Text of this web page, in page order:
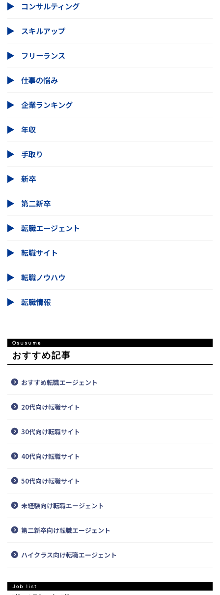
コンサルティング
スキルアップ
フリーランス
仕事の悩み
企業ランキング
年収
手取り
新卒
第二新卒
転職エージェント
転職サイト
転職ノウハウ
転職情報
おすすめ記事
おすすめ転職エージェント
20代向け転職サイト
30代向け転職サイト
40代向け転職サイト
50代向け転職サイト
未経験向け転職エージェント
第二新卒向け転職エージェント
ハイクラス向け転職エージェント